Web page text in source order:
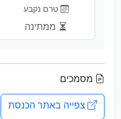
טרם נקבע
ממתינה
מסמכים
צפייה באתר הכנסת